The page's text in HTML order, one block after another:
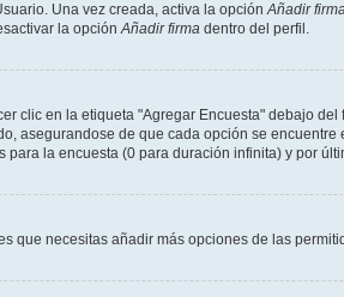
Una vez creada, activa la opciónAñadir
la opciónAñadir firma dentro del perfil.
clic en la etiqueta "Agregar Encuesta" debajo
asegurandose de que cada opción se
la encuesta (0 para duración infinita) y por
que necesitas añadir más opciones de las